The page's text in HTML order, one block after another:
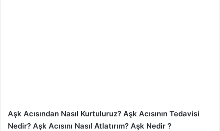
Aşk Acısından Nasıl Kurtuluruz? Aşk Acısının Tedavisi
Nedir? Aşk Acısını Nasıl Atlatırım? Aşk Nedir ?